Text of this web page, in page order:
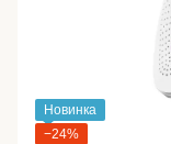
Новинка
−24%